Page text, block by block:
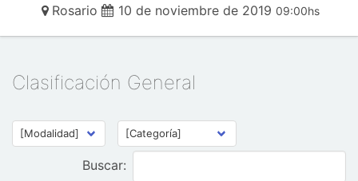
Rosario 10 de noviembre de 2019 09:00hs
Clasificación General
Buscar: